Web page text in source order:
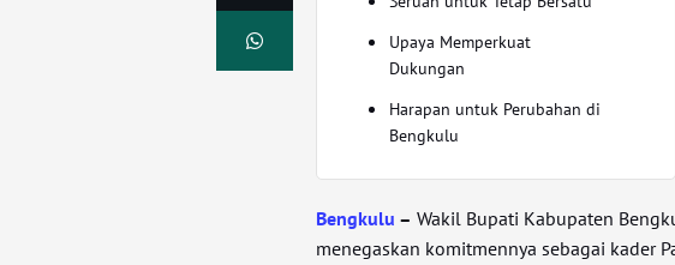
Upaya Memperkuat
Dukungan
Harapan untuk Perubahan di
Bengkulu
Bengkulu – Wakil Bupati Kabupaten
menegaskan komitmennya sebagai kader